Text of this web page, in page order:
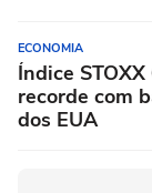
ECONOMIA
Índice
recorde com
dos EUA